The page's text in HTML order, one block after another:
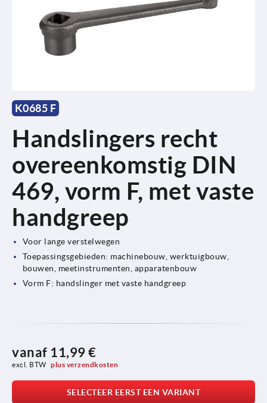
K0685 F
Handslingers recht
overeenkomstig DIN
469, vorm F, met vaste
handgreep
Voor lange verstelwegen
Toepassingsgebieden: machinebouw, werktuigbouw,
bouwen, meetinstrumenten, apparatenbouw
Vorm F: handslinger met vaste handgreep
vanaf 11,99 €
excl. BTW plus verzendkosten
SELECTEER EERST EEN VARIANT